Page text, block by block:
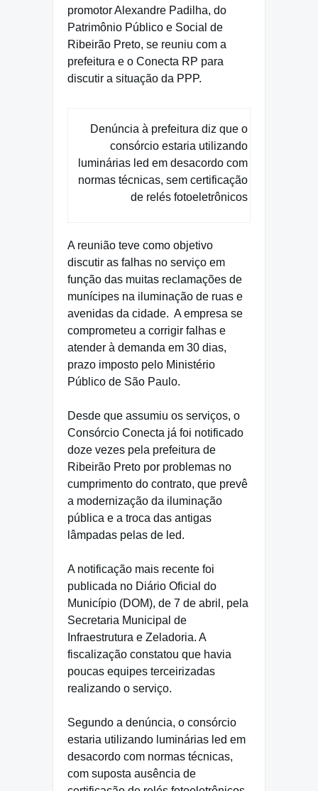
promotor Alexandre Padilha, do
Patrimônio Público e Social de
Ribeirão Preto, se reuniu com a
prefeitura e o Conecta RP para
discutir a situação da PPP.
Denúncia à prefeitura diz que o
consórcio estaria utilizando
luminárias led em desacordo com
normas técnicas, sem certificação
de relés fotoeletrônicos
A reunião teve como objetivo
discutir as falhas no serviço em
função das muitas reclamações de
munícipes na iluminação de ruas e
avenidas da cidade. A empresa se
comprometeu a corrigir falhas e
atender à demanda em 30 dias,
prazo imposto pelo Ministério
Público de São Paulo.
Desde que assumiu os serviços, o
Consórcio Conecta já foi notificado
doze vezes pela prefeitura de
Ribeirão Preto por problemas no
cumprimento do contrato, que prevê
a modernização da iluminação
pública e a troca das antigas
lâmpadas pelas de led.
A notificação mais recente foi
publicada no Diário Oficial do
Município (DOM), de 7 de abril, pela
Secretaria Municipal de
Infraestrutura e Zeladoria. A
fiscalização constatou que havia
poucas equipes terceirizadas
realizando o serviço.
Segundo a denúncia, o consórcio
estaria utilizando luminárias led em
desacordo com normas técnicas,
com suposta ausência de